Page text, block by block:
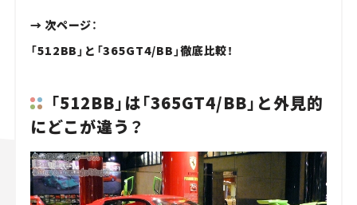
→ 次ページ：
「512BB」と「365GT4/BB」徹底比較！
「512BB」は「365GT4/BB」と外見的
にどこが違う？